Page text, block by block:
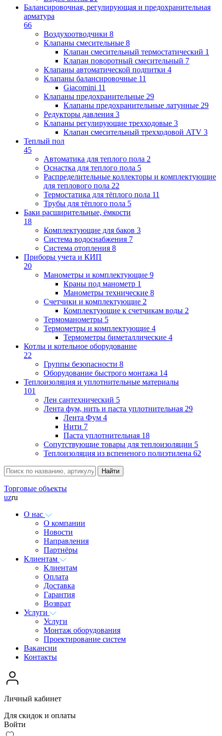
Балансировочная, регулирующая и предохранительная
арматура
66
Воздухоотводчики 8
Клапаны cмесительные 8
Клапан cмесительный термостатический 1
Клапан поворотный cмесительный 7
Клапаны автоматической подпитки 4
Клапаны балансировочные 11
Giacomini 11
Клапаны предохранительные 29
Клапаны предохранительные латунные 29
Редукторы давления 3
Клапаны регулирующие трехходовые 3
Клапан смесительный трехходовой ATV 3
Теплый пол
45
Автоматика для теплого пола 2
Оснастка для теплого пола 5
Распределительные коллекторы и комплектующие
для теплового пола 22
Термостатика для тёплого пола 11
Трубы для тёплого пола 5
Баки расширительные, ёмкости
18
Комплектующие для баков 3
Система водоснабжения 7
Система отопления 8
Приборы учета и КИП
20
Манометры и комплектующие 9
Краны под манометр 1
Манометры технические 8
Счетчики и комплектующие 2
Комплектующие к счетчикам воды 2
Термоманометры 5
Термометры и комплектующие 4
Термометры биметаллические 4
Котлы и котельное оборудование
22
Группы безопасности 8
Оборудование быстрого монтажа 14
Теплоизоляция и уплотнительные материалы
101
Лен сантехнический 5
Лента фум, нить и паста уплотнительная 29
Лента Фум 4
Нити 7
Паста уплотнительная 18
Сопутствующие товары для теплоизоляции 5
Теплоизоляция из вспененого полиэтилена 62
Торговые объекты
uzru
О нас
О компании
Новости
Направления
Партнёры
Клиентам
Клиентам
Оплата
Доставка
Гарантия
Возврат
Услуги
Услуги
Монтаж оборудования
Проектирование систем
Вакансии
Контакты
Личный кабинет
Для скидок и оплаты
Войти